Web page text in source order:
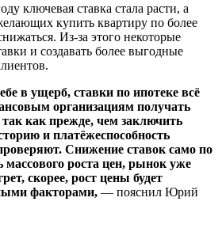
ключевая ставка стала расти, а
купить квартиру по более
Из-за этого некоторые
и создавать более выгодные
в ущерб, ставки по ипотеке всё
организациям получать
как прежде, чем заключить
и платёжеспособность
Снижение ставок само по
массового роста цен, рынок уже
скорее, рост цены будет
факторами, — пояснил Юрий